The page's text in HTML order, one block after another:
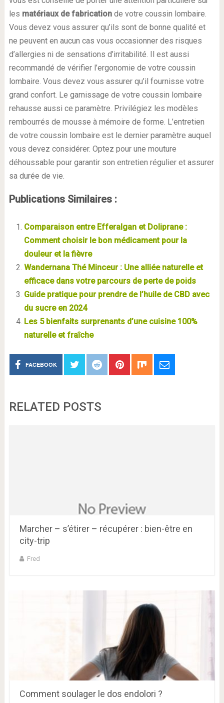
les matériaux de fabricationde votre coussin lombaire.
Vous devez vous assurer qu’ils sont de bonne qualité et
ne peuvent en aucun cas vous occasionner des risques
d’allergies ni de sensations d’irritabilité. Il est aussi
recommandé de vérifier l’ergonomie de votre coussin
lombaire. Vous devez vous assurer qu’il fournisse votre
grand confort. Le garnissage de votre coussin lombaire
rehausse aussi ce paramètre. Privilégiez les modèles
rembourrés de mousse à mémoire de forme. L’entretien
de votre coussin lombaire est le dernier paramètre auquel
vous devez considérer. Optez pour une mouture
déhoussable pour garantir son entretien régulier et assurer
sa durée de vie.
Publications Similaires :
Comparaison entre Efferalgan et Doliprane :
Comment choisir le bon médicament pour la
douleur et la fièvre
Wandernana Thé Minceur : Une alliée naturelle et
efficace dans votre parcours de perte de poids
Guide pratique pour prendre de l’huile de CBD avec
du sucre en 2024
Les 5 bienfaits surprenants d’une cuisine 100%
naturelle et fraîche
FACEBOOK
RELATED POSTS
Marcher – s’étirer – récupérer : bien-être en
city-trip
Fred
Comment soulager le dos endolori ?